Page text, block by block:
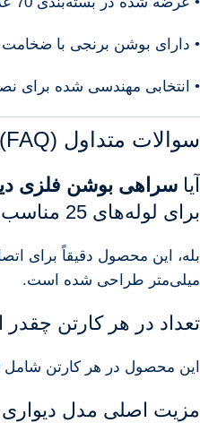
• دارای بوشن برنجی با ضخامت
• انتخابی مهندسی شده برای
سوالات متداول (FAQ)
آیا سراهی بوشن فلزی دیواری 25*1/2
برای لوله‌های 25 مناسب است؟
میلی‌متر طراحی شده است.
تعداد در هر کارتن
این محصول در هر کارتن شامل
مزیت اصلی مدل